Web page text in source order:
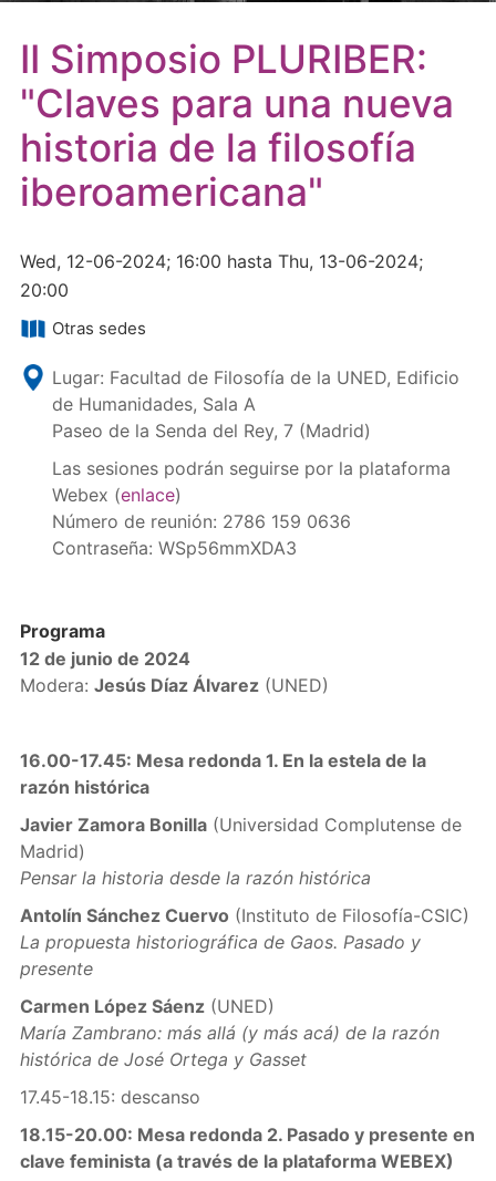
II Simposio PLURIBER:
"Claves para una nueva
historia de la filosofía
iberoamericana"
Wed, 12-06-2024; 16:00 hasta Thu, 13-06-2024;
20:00
Otras sedes
Lugar: Facultad de Filosofía de la UNED, Edificio
de Humanidades, Sala A
Paseo de la Senda del Rey, 7 (Madrid)
Las sesiones podrán seguirse por la plataforma
Webex (enlace)
Número de reunión: 2786 159 0636
Contraseña: WSp56mmXDA3
Programa
12 de junio de 2024
Modera: Jesús Díaz Álvarez(UNED)
16.00-17.45: Mesa redonda 1. En la estela de la
razón histórica
Javier Zamora Bonilla(Universidad Complutense de
Madrid)
Pensar la historia desde la razón histórica
Antolín Sánchez Cuervo (Instituto de Filosofía-CSIC)
La propuesta historiográfica de Gaos. Pasado y
presente
Carmen López Sáenz(UNED)
María Zambrano: más allá (y más acá) de la razón
histórica de José Ortega y Gasset
17.45-18.15: descanso
18.15-20.00: Mesa redonda 2. Pasado y presente en
clave feminista (a través de la plataforma WEBEX)